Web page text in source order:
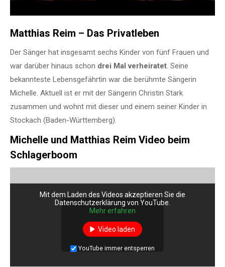
Matthias Reim – Das Privatleben
Der Sänger hat insgesamt sechs Kinder von fünf Frauen und
war darüber hinaus schon drei Mal verheiratet . Seine
bekannteste Lebensgefährtin war die berühmte Sängerin
Michelle. Aktuell ist er mit der Sängerin Christin Stark
zusammen und wohnt mit dieser und einem seiner Kinder in
Stockach (Baden-Württemberg).
Michelle und Matthias Reim Video beim
Schlagerboom
Mit dem Laden des Videos akzeptieren Sie die
Datenschutzerklärung von YouTube.
Mehr erfahren
Video laden
YouTube immer entsperren